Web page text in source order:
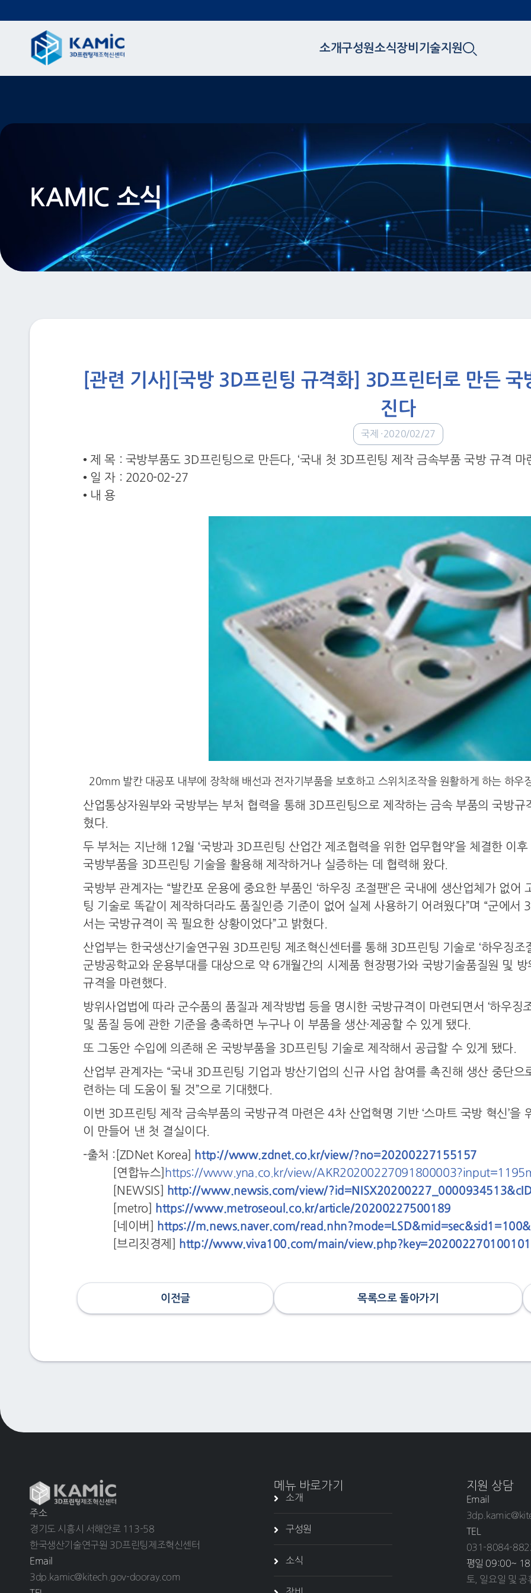
소개구성원소식장비 기술지원
KAMIC 소식
[관련 기사][국방 3D프린팅 규격화] 3D프린터로 만든 국
진다
국제 2020/02/27
• 제 목 : 국방부품도 3D프린팅으로 만든다, ‘국내 첫 3D프린팅 제작 금속부품 국방 규격 마
• 일 자 : 2020-02-27
• 내 용
20mm 발칸 대공포 내부에 장착해 배선과 전자기부품을 보호하고 스위치조작을 원활하게 하는 하우
산업통상자원부와 국방부는 부처 협력을 통해 3D프린팅으로 제작하는 금속 부품의 국방
혔다.
두 부처는 지난해 12월 ‘국방과 3D프린팅 산업간 제조협력을 위한 업무협약’을 체결한 이
국방부품을 3D프린팅 기술을 활용해 제작하거나 실증하는 데 협력해 왔다.
국방부 관계자는 “발칸포 운용에 중요한 부품인 ‘하우징 조절팬’은 국내에 생산업체가 없
팅 기술로 똑같이 제작하더라도 품질인증 기준이 없어 실제 사용하기 어려웠다”며 “군에서
서는 국방규격이 꼭 필요한 상황이었다”고 밝혔다.
산업부는 한국생산기술연구원 3D프린팅 제조혁신센터를 통해 3D프린팅 기술로 ‘하우징조
군방공학교와 운용부대를 대상으로 약 6개월간의 시제품 현장평가와 국방기술품질원 및
규격을 마련했다.
방위사업법에 따라 군수품의 품질과 제작방법 등을 명시한 국방규격이 마련되면서 ‘하우징
및 품질 등에 관한 기준을 충족하면 누구나 이 부품을 생산·제공할 수 있게 됐다.
또 그동안 수입에 의존해 온 국방부품을 3D프린팅 기술로 제작해서 공급할 수 있게 됐다.
산업부 관계자는 “국내 3D프린팅 기업과 방산기업의 신규 사업 참여를 촉진해 생산 중단
련하는 데 도움이 될 것”으로 기대했다.
이번 3D프린팅 제작 금속부품의 국방규격 마련은 4차 산업혁명 기반 ‘스마트 국방 혁신’을
이 만들어 낸 첫 결실이다.
-출처 :[ZDNet Korea]
http://www.zdnet.co.kr/view/?no=20200227155157
[연합뉴스] https://www.yna.co.kr/view/
[NEWSIS]
http://www.newsis.com/view/
[metro]
https://www.metroseoul.co.kr/article/20200227500189
[네이버]
https://m.news.naver.com/
[브리짓경제]
http://www.viva100.com/main/
이전글 목록으로 돌아가기
주소
경기도 시흥시 서해안로 113-58
한국생산기술연구원 3D프린팅제조혁신센터
Email
3dp.kamic@kitech.gov-dooray.com
메뉴 바로가기
소개
구성원
소식
지원 상담
Email
TEL
031-8084-
평일 09:00~
토, 일요일 및 공